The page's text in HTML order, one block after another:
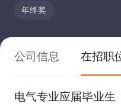
年终奖
公司信息 在招职
电气专业应届毕业生